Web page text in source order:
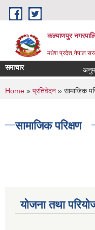
Skip to main content
कल्याणपुर
मधेश प्रदेश,नेपाल
समाचार
You are here
Home » प्रतिवेदन » सामाजिक
सामाजिक परिक्षण
योजना तथा